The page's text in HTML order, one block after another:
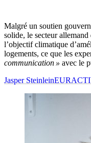
Malgré un soutien
solide, le secteur
l’objectif climatique
logements, ce que les
communication » avec le
Jasper Steinlein